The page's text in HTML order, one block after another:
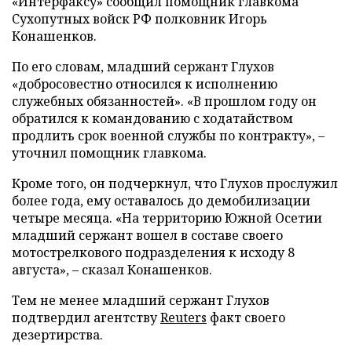
Сухопутных войск РФ полковник Игорь
Конашенков.
По его словам, младший сержант Глухов
«добросовестно относился к исполнению
служебных обязанностей». «В прошлом году он
обратился к командованию с ходатайством
продлить срок военной службы по контракту», –
уточнил помощник главкома.
Кроме того, он подчеркнул, что Глухов прослужил
более года, ему оставалось до демобилизации
четыре месяца. «На территорию Южной Осетии
младший сержант вошел в составе своего
мотострелкового подразделения к исходу 8
августа», – сказал Конашенков.
Тем не менее младший сержант Глухов
подтвердил агентствуReuters факт своего
дезертирства.